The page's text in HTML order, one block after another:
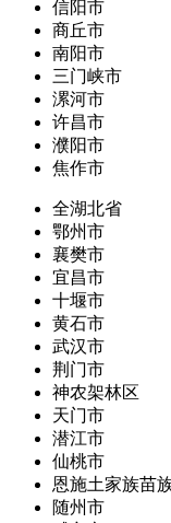
信阳市
商丘市
南阳市
三门峡市
漯河市
许昌市
濮阳市
焦作市
全湖北省
鄂州市
襄樊市
宜昌市
十堰市
黄石市
武汉市
荆门市
神农架林区
天门市
潜江市
仙桃市
恩施土家族苗
随州市